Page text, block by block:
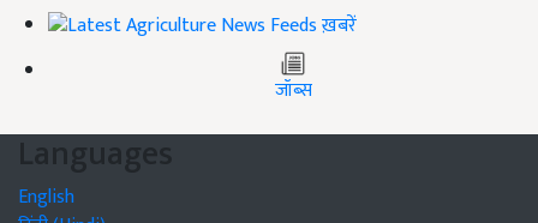
ख़बरें
जॉब्स
Languages
English